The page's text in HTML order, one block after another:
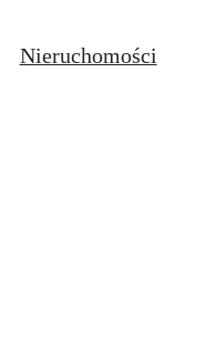
Nieruchomości